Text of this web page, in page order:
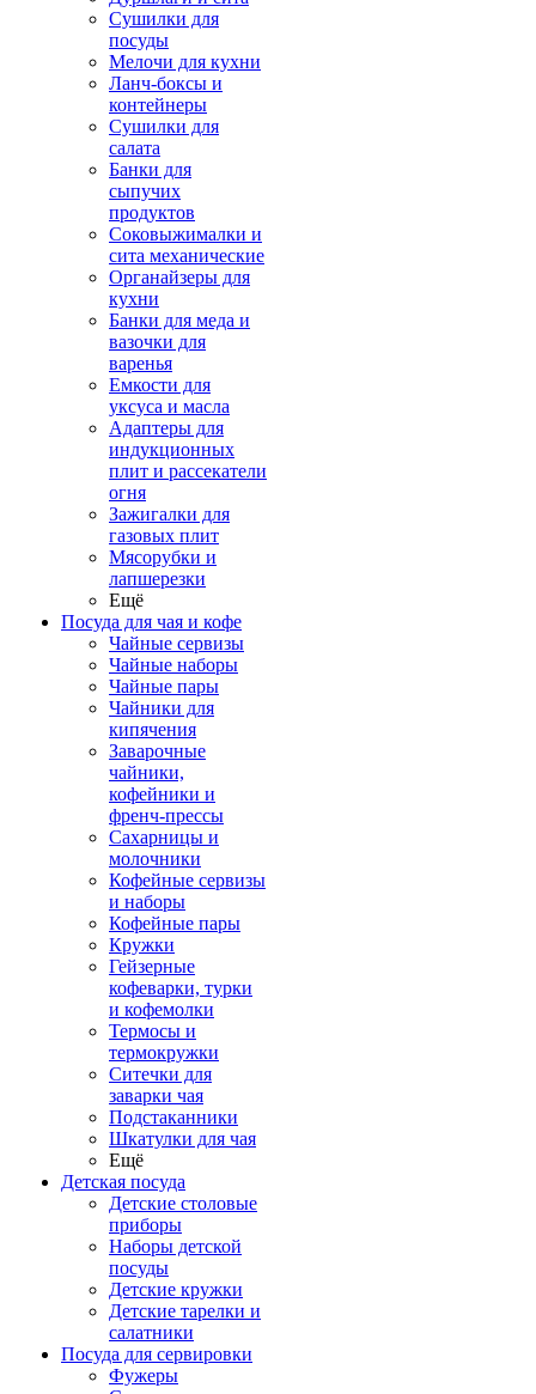
Сушилки для
посуды
Мелочи для кухни
Ланч-боксы и
контейнеры
Сушилки для
салата
Банки для
сыпучих
продуктов
Соковыжималки и
сита механические
Органайзеры для
кухни
Банки для меда и
вазочки для
варенья
Емкости для
уксуса и масла
Адаптеры для
индукционных
плит и рассекатели
огня
Зажигалки для
газовых плит
Мясорубки и
лапшерезки
Ещё
Посуда для чая и кофе
Чайные сервизы
Чайные наборы
Чайные пары
Чайники для
кипячения
Заварочные
чайники,
кофейники и
френч-прессы
Сахарницы и
молочники
Кофейные сервизы
и наборы
Кофейные пары
Кружки
Гейзерные
кофеварки, турки
и кофемолки
Термосы и
термокружки
Ситечки для
заварки чая
Подстаканники
Шкатулки для чая
Ещё
Детская посуда
Детские столовые
приборы
Наборы детской
посуды
Детские кружки
Детские тарелки и
салатники
Посуда для сервировки
Фужеры